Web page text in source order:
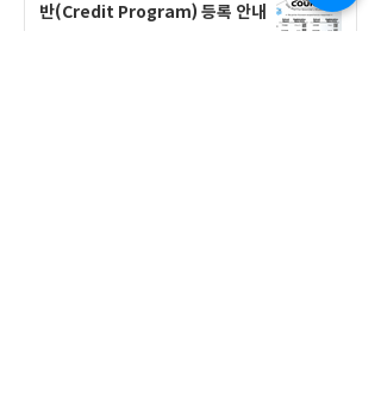
반(Credit Program) 등록 안내